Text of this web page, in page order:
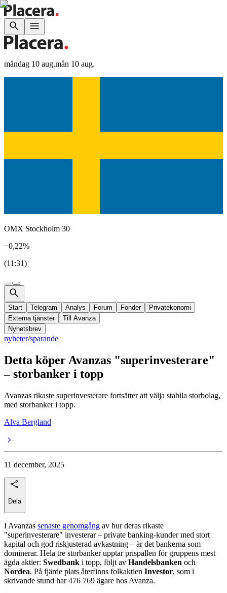
måndag 10 aug.mån 10 aug.
OMX Stockholm 30
−0,22%
(11:31)
Start Telegram Analys Forum Fonder
Privatekonomi
Externa tjänster
Till Avanza
Nyhetsbrev
nyheter/sparande
Detta köper Avanzas "superinvesterare"
– storbanker i topp
Avanzas rikaste superinvesterare fortsätter att välja stabila storbolag,
med storbanker i topp.
Alva Bergland
11 december, 2025
Dela
I Avanzas senaste genomgång av hur deras rikaste
"superinvesterare" investerar – private banking-kunder med stort
kapital och god riskjusterad avkastning – är det bankerna som
dominerar. Hela tre storbanker upptar prispallen för gruppens mest
ägda aktier: Swedbank i topp, följt av Handelsbanken och
Nordea. På fjärde plats återfinns folkaktien Investor, som i
skrivande stund har 476 769 ägare hos Avanza.